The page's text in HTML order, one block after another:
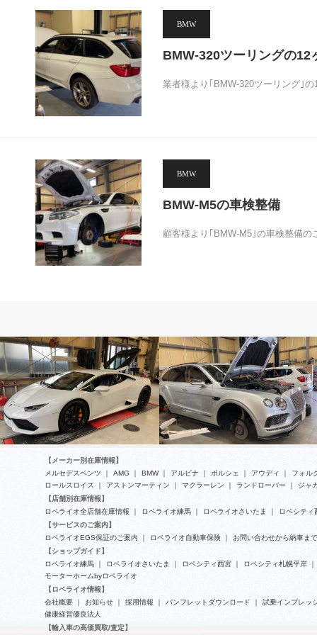
BMW
BMW-320ツーリングの12
業者様より｢BMW-320ツーリング｣
BMW
BMW-M5の車検整備
顧客様より｢BMW-M5｣の車検整備
ランボルギーニ-ウラカンの車検
ベントレー-ベンテイガの車検整
【メーカー別在庫情報】
メルセデスベンツ ｜ AMG ｜ BMW｜ アルピナ｜ ポルシェ ｜ アウディ ｜
フォル
ロールスロイス
｜ アストンマーティン ｜ マクラーレン ｜ ランドローバー ｜
ジャ
【店舗別在庫情報】
ロペライオ全店舗在庫情報 ｜ ロペライオ練馬｜ ロペライオさいたま ｜
ロペシティ
【サービスのご案内】
ロペライオEGS保証のご案内 ｜ ロペライオ自動車保険｜
お問い合わせから納車まで
【ショップガイド】
ロペライオ練馬｜ ロペライオさいたま ｜ ロペシティ西宮｜ ロペシティ札幌平岸｜
モーターホームbyロペライオ
【ロペライオ情報】
会社概要｜ お知らせ｜ 採用情報 ｜ パンフレットダウンロード ｜
試乗インプレッ
健康経営優良法人
【輸入車の高価買取/査定】